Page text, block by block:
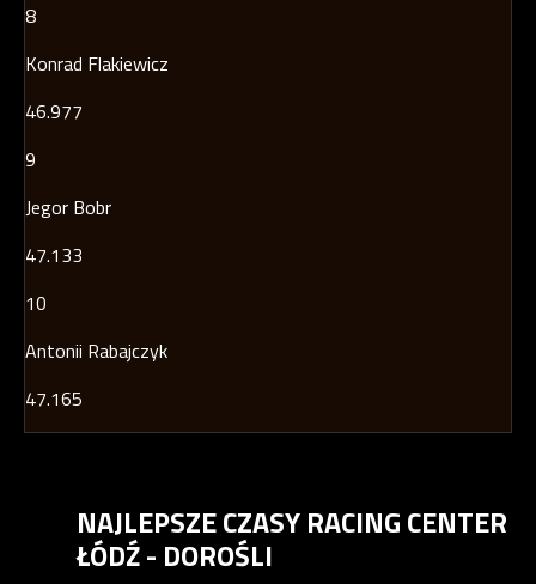
8
Konrad Flakiewicz
46.977
9
Jegor Bobr
47.133
10
Antonii Rabajczyk
47.165
NAJLEPSZE CZASY RACING CENTER
ŁÓDŹ - DOROŚLI